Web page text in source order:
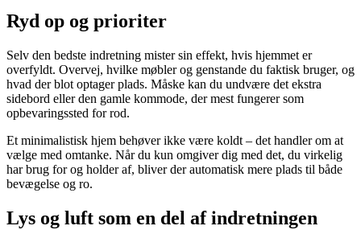
Ryd op og prioriter
Selv den bedste indretning mister sin effekt, hvis hjemmet er
overfyldt. Overvej, hvilke møbler og genstande du faktisk bruger, og
hvad der blot optager plads. Måske kan du undvære det ekstra
sidebord eller den gamle kommode, der mest fungerer som
opbevaringssted for rod.
Et minimalistisk hjem behøver ikke være koldt – det handler om at
vælge med omtanke. Når du kun omgiver dig med det, du virkelig
har brug for og holder af, bliver der automatisk mere plads til både
bevægelse og ro.
Lys og luft som en del af indretningen